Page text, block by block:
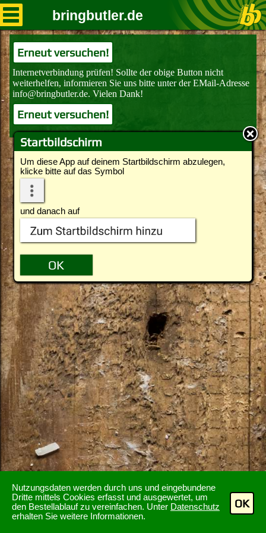
Nutzungsdaten werden durch uns und eingebundene
Dritte mittels Cookies erfasst und ausgewertet, um
den Bestellablauf zu vereinfachen. Unter Datenschutz
erhalten Sie weitere Informationen.
OK
Startbildschirm
Um diese App auf deinem Startbildschirm abzulegen,
klicke bitte auf das Symbol
und danach auf
bringbutler.de
Erneut versuchen!
Erneut versuchen!